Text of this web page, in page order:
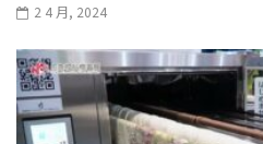
2 4 月, 2024